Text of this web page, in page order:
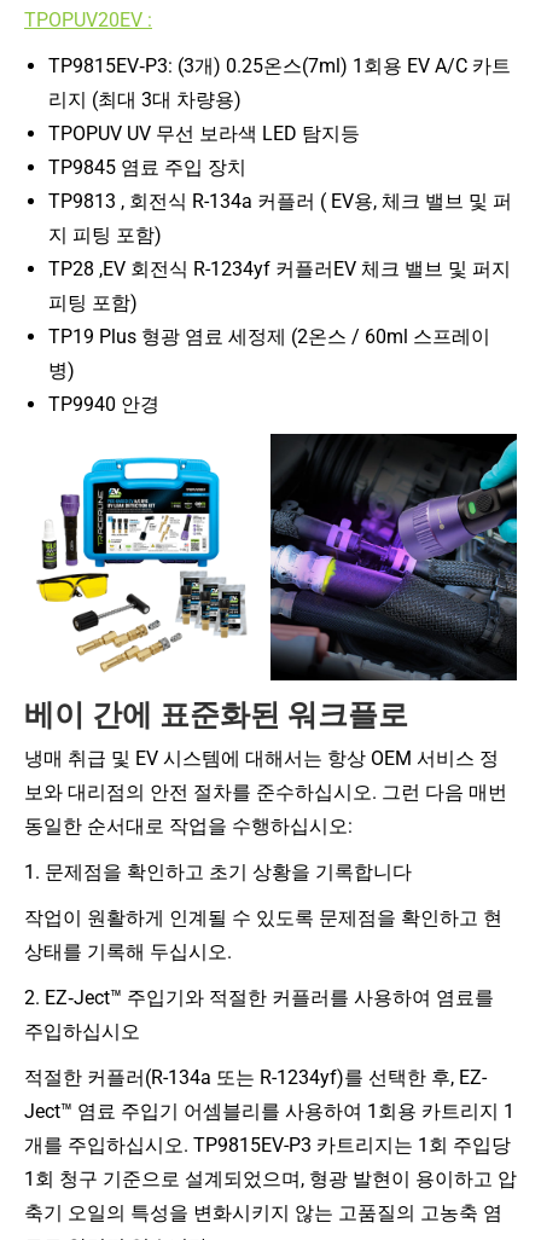
TPOPUV20EV :
TP9815EV‑P3: (3개) 0.25온스(7ml) 1회용 EV A/C 카트
리지 (최대 3대 차량용)
TPOPUV UV 무선 보라색 LED 탐지등
TP9845 염료 주입 장치
TP9813 , 회전식 R-134a 커플러 ( EV용, 체크 밸브 및 퍼
지 피팅 포함)
TP28 ,EV 회전식 R-1234yf 커플러EV 체크 밸브 및 퍼지
피팅 포함)
TP19 Plus 형광 염료 세정제 (2온스 / 60ml 스프레이
병)
TP9940 안경
베이 간에 표준화된 워크플로
냉매 취급 및 EV 시스템에 대해서는 항상 OEM 서비스 정
보와 대리점의 안전 절차를 준수하십시오. 그런 다음 매번
동일한 순서대로 작업을 수행하십시오:
1. 문제점을 확인하고 초기 상황을 기록합니다
작업이 원활하게 인계될 수 있도록 문제점을 확인하고 현
상태를 기록해 두십시오.
2. EZ‑Ject™ 주입기와 적절한 커플러를 사용하여 염료를
주입하십시오
적절한 커플러(R-134a 또는 R-1234yf)를 선택한 후, EZ-
Ject™ 염료 주입기 어셈블리를 사용하여 1회용 카트리지 1
개를 주입하십시오. TP9815EV-P3 카트리지는 1회 주입당
1회 청구 기준으로 설계되었으며, 형광 발현이 용이하고 압
축기 오일의 특성을 변화시키지 않는 고품질의 고농축 염